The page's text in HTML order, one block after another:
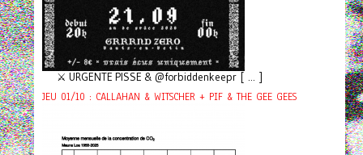
⚔️ URGENTE PISSE & @forbiddenkeepr [ ... ]
JEU 01/10 : CALLAHAN & WITSCHER + PIF & THE GEE GEES